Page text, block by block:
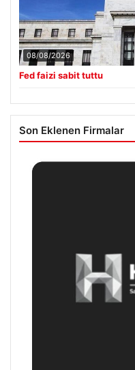
08/08/2026
Fed faizi sabit tuttu
Son Eklenen Firmalar